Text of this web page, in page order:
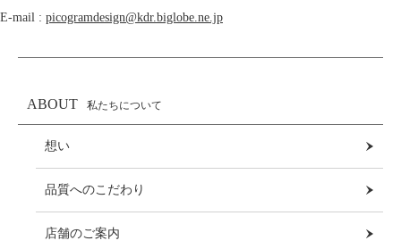
E-mail : picogramdesign@kdr.biglobe.ne.jp
ABOUT 私たちについて
想い
品質へのこだわり
店舗のご案内